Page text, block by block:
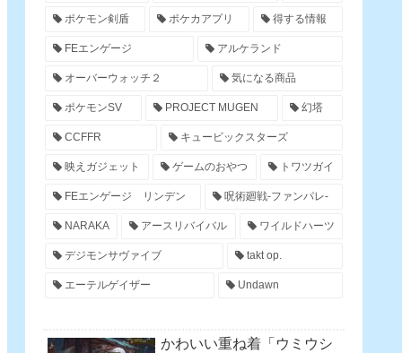
ポケモン剣盾 ポケカアプリ 得する情報
FEエンゲージ アルケランド
オーバーウォッチ２ 気になる商品
ポケモンSV PROJECT MUGEN 幻塔
CCFFR キュービックスターズ
映えガジェット ゲームのおやつ トワツガイ
FEエンゲージ リンデン 呪術廻戦-ファンパレ-
NARAKA アースリバイバル ワイルドハーツ
デジモンサヴァイブ takt op.
エーテルゲイザー Undawn
かわいい重ね着「ウミウシ